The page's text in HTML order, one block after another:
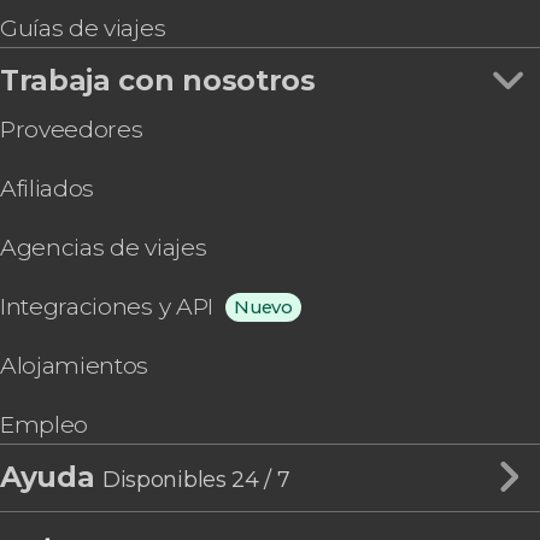
Guías de viajes
Trabaja con nosotros
Proveedores
Afiliados
Agencias de viajes
Integraciones y API Nuevo
Alojamientos
Empleo
Ayuda Disponibles 24 / 7